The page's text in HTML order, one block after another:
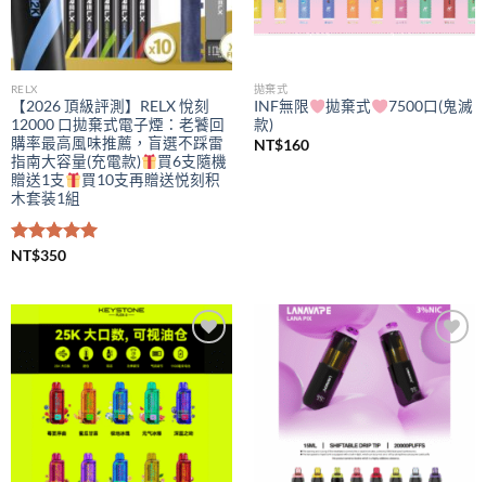
RELX
【2026 頂級評測】RELX 悅刻
12000 口拋棄式電子煙：老饕回
購率最高風味推薦，盲選不踩雷
指南大容量(充電款)
買6支隨機
贈送1支
買10支再贈送悦刻积
木套装1組
評分5.00
NT$350
拋棄式
INF無限 拋棄式
7500口(鬼滅
款)
NT$160
Add to
wishlist
Add to
wishlist